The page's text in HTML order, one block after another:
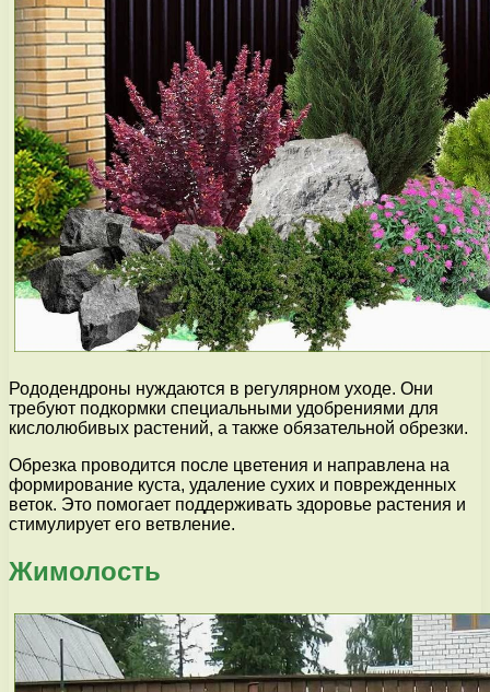
Рододендроны нуждаются в регулярном уходе. Они
требуют подкормки специальными удобрениями для
кислолюбивых растений, а также обязательной обрезки.
Обрезка проводится после цветения и направлена на
формирование куста, удаление сухих и поврежденных
веток. Это помогает поддерживать здоровье растения и
стимулирует его ветвление.
Жимолость